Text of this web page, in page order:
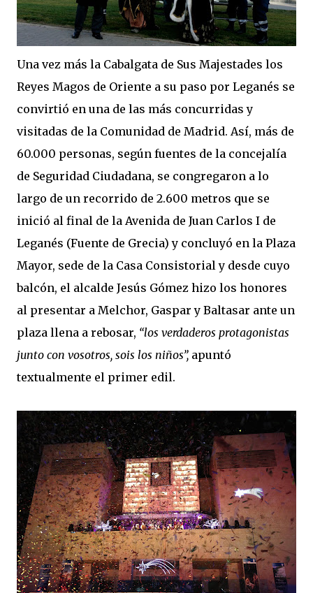
Una vez más la Cabalgata de Sus Majestades los
Reyes Magos de Oriente a su paso por Leganés se
convirtió en una de las más concurridas y
visitadas de la Comunidad de Madrid. Así, más de
60.000 personas, según fuentes de la concejalía
de Seguridad Ciudadana, se congregaron a lo
largo de un recorrido de 2.600 metros que se
inició al final de la Avenida de Juan Carlos I de
Leganés (Fuente de Grecia) y concluyó en la Plaza
Mayor, sede de la Casa Consistorial y desde cuyo
balcón, el alcalde Jesús Gómez hizo los honores
al presentar a Melchor, Gaspar y Baltasar ante un
plaza llena a rebosar, “los verdaderos protagonistas
junto con vosotros, sois los niños”, apuntó
textualmente el primer edil.